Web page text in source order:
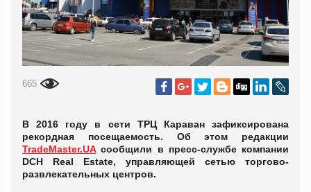
665
В 2016 году в сети ТРЦ Караван зафиксирована
рекордная посещаемость. Об этом редакции
TradeMaster.UAсообщили в пресс-службе компании
DCH Real Estate, управляющей сетью торгово-
развлекательных центров.